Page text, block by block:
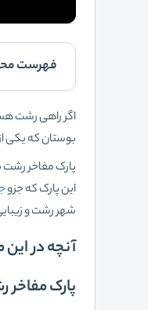
فهرست
اگر راهی رشت
بوستان که یکی
این پارک که جزو
شهر رشت و
آنچه در این
پارک